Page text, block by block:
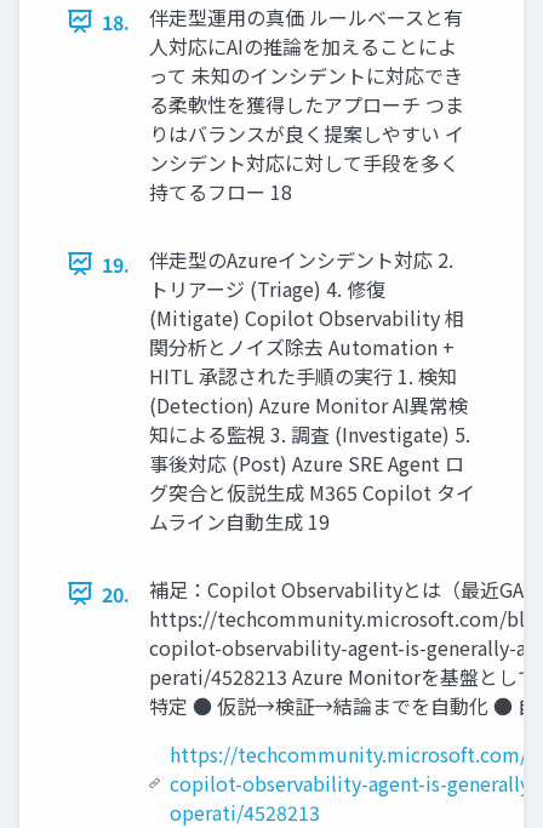
18.
伴走型運用の真価 ルールベースと有
人対応にAIの推論を加えることによ
って 未知のインシデントに対応でき
る柔軟性を獲得したアプローチ つま
りはバランスが良く提案しやすい イ
ンシデント対応に対して手段を多く
持てるフロー 18
19.
伴走型のAzureインシデント対応 2.
トリアージ (Triage) 4. 修復
(Mitigate) Copilot Observability 相
関分析とノイズ除去 Automation +
HITL 承認された⼿順の実⾏ 1. 検知
(Detection) Azure Monitor AI異常検
知による監視 3. 調査 (Investigate) 5.
事後対応 (Post) Azure SRE Agent ロ
グ突合と仮説⽣成 M365 Copilot タイ
ムライン⾃動⽣成 19
20.
補足：Copilot Observabilityとは（最近GA
https://techcommunity.microsoft.com/
copilot-observability-agent-is-generally-
perati/4528213 Azure Monitorを基盤とし
特定 ● 仮説→検証→結論までを自動化 ● 自
https://techcommunity.microsoft.com/
copilot-observability-agent-is-
operati/4528213